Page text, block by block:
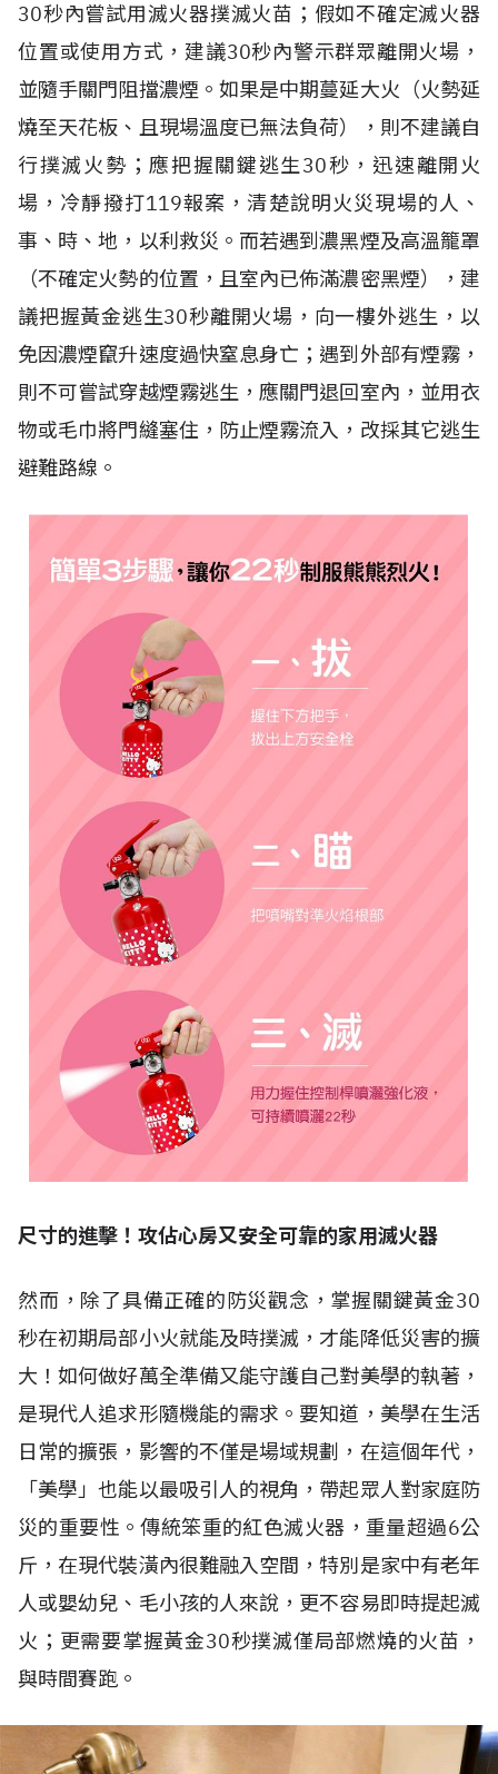
30秒內嘗試用滅火器撲滅火苗；假如不確定滅火器
位置或使用方式，建議30秒內警示群眾離開火場，
並隨手關門阻擋濃煙。如果是中期蔓延大火（火勢延
燒至天花板、且現場溫度已無法負荷），則不建議自
行撲滅火勢；應把握關鍵逃生30秒，迅速離開火
場，冷靜撥打119報案，清楚說明火災現場的人、
事、時、地，以利救災。而若遇到濃黑煙及高溫籠罩
（不確定火勢的位置，且室內已佈滿濃密黑煙），建
議把握黃金逃生30秒離開火場，向一樓外逃生，以
免因濃煙竄升速度過快窒息身亡；遇到外部有煙霧，
則不可嘗試穿越煙霧逃生，應關門退回室內，並用衣
物或毛巾將門縫塞住，防止煙霧流入，改採其它逃生
避難路線。
尺寸的進擊！攻佔心房又安全可靠的家用滅火器
然而，除了具備正確的防災觀念，掌握關鍵黃金30
秒在初期局部小火就能及時撲滅，才能降低災害的擴
大！如何做好萬全準備又能守護自己對美學的執著，
是現代人追求形隨機能的需求。要知道，美學在生活
日常的擴張，影響的不僅是場域規劃，在這個年代，
「美學」也能以最吸引人的視角，帶起眾人對家庭防
災的重要性。傳統笨重的紅色滅火器，重量超過6公
斤，在現代裝潢內很難融入空間，特別是家中有老年
人或嬰幼兒、毛小孩的人來說，更不容易即時提起滅
火；更需要掌握黃金30秒撲滅僅局部燃燒的火苗，
與時間賽跑。